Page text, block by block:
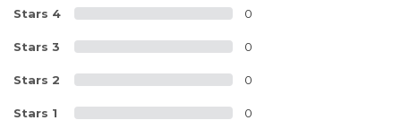
Stars 4 0
Stars 3 0
Stars 2 0
Stars 1 0